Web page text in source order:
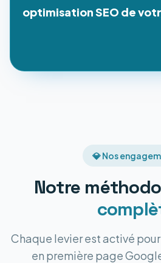
optimisation SEO de
💎 Nos
Notre
Chaque levier est activé
en première page